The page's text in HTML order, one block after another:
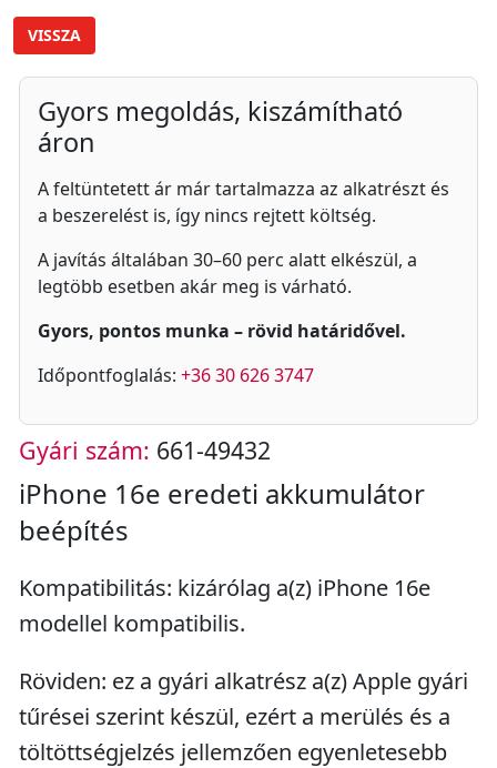
VISSZA
Gyors megoldás, kiszámítható
áron
A feltüntetett ár már tartalmazza az alkatrészt és
a beszerelést is, így nincs rejtett költség.
A javítás általában 30–60 perc alatt elkészül, a
legtöbb esetben akár meg is várható.
Gyors, pontos munka – rövid határidővel.
Időpontfoglalás: +36 30 626 3747
Gyári szám: 661-49432
iPhone 16e eredeti akkumulátor
beépítés
Kompatibilitás: kizárólag a(z) iPhone 16e
modellel kompatibilis.
Röviden: ez a gyári alkatrész a(z) Apple gyári
tűrései szerint készül, ezért a merülés és a
töltöttségjelzés jellemzően egyenletesebb